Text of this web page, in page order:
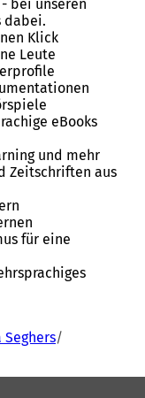
bei unseren
dabei.
Klick
Leute
eBooks
und mehr
Zeitschriften aus
für eine